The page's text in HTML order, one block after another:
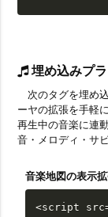
埋め込みプ
次のタグを埋め
ーヤの拡張を手軽
再生中の音楽に連
音・メロディ・サ
音楽地図の表示
<script